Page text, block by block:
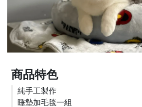
商品特色
純手工製作
睡墊加毛毯一組